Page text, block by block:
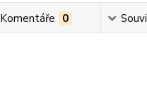
Komentáře 0